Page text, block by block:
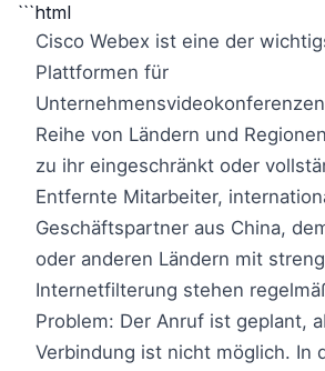
```html
Cisco Webex ist eine der
Plattformen für
Reihe von Ländern und
zu ihr eingeschränkt oder
Entfernte Mitarbeiter,
Geschäftspartner aus China,
oder anderen Ländern mit
Internetfilterung stehen
Problem: Der Anruf ist geplant,
Verbindung ist nicht möglich. In